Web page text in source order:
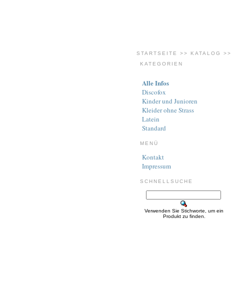
STARTSEITE >> KATALOG >>
KATEGORIEN
Alle Infos
Discofox
Kinder und Junioren
Kleider ohne Strass
Latein
Standard
MENÜ
Kontakt
Impressum
SCHNELLSUCHE
Verwenden Sie Stichworte, um ein
Produkt zu finden.